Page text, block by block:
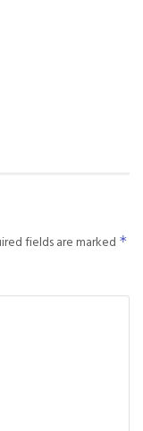
fields are marked *